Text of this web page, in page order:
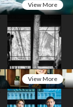
View More
View More